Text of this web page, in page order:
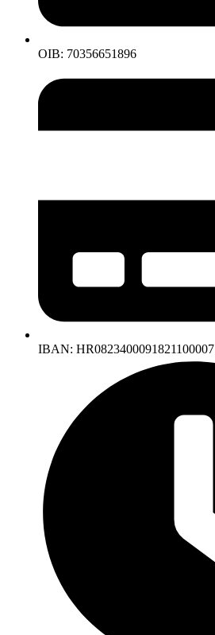
OIB: 70356651896
IBAN: HR0823400091821100007